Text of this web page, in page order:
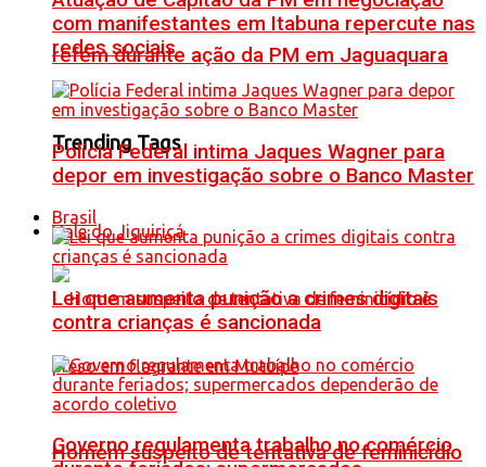
refém durante ação da PM em Jaguaquara
Trending Tags
Vale do Jiquiriçá
Homem suspeito de tentativa de feminicídio
com manifestantes em Itabuna repercute nas
redes sociais
Polícia Federal intima Jaques Wagner para
depor em investigação sobre o Banco Master
Brasil
Lei que aumenta punição a crimes digitais
contra crianças é sancionada
Governo regulamenta trabalho no comércio